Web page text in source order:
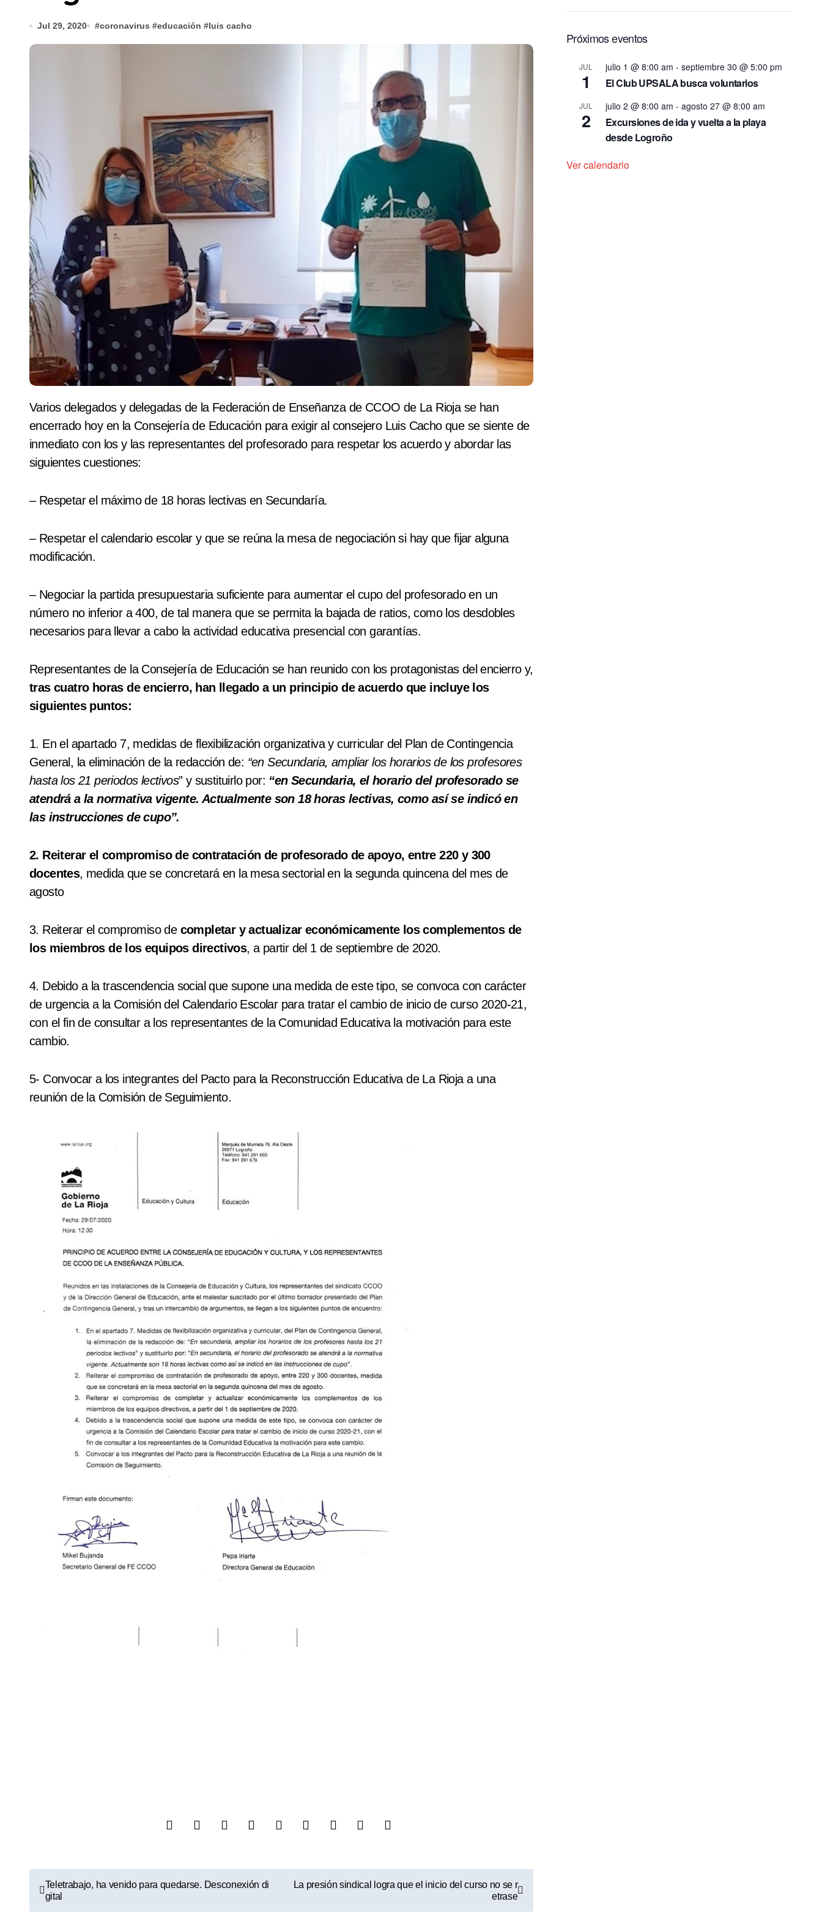
Jul 29, 2020 #coronavirus #educación #luis cacho
Varios delegados y delegadas de la Federación de Enseñanza de CCOO de La Rioja se han
encerrado hoy en la Consejería de Educación para exigir al consejero Luis Cacho que se siente de
inmediato con los y las representantes del profesorado para respetar los acuerdo y abordar las
siguientes cuestiones:
– Respetar el máximo de 18 horas lectivas en Secundaría.
– Respetar el calendario escolar y que se reúna la mesa de negociación si hay que fijar alguna
modificación.
– Negociar la partida presupuestaria suficiente para aumentar el cupo del profesorado en un
número no inferior a 400, de tal manera que se permita la bajada de ratios, como los desdobles
necesarios para llevar a cabo la actividad educativa presencial con garantías.
Representantes de la Consejería de Educación se han reunido con los protagonistas del encierro y,
tras cuatro horas de encierro, han llegado a un principio de acuerdo que incluye los
siguientes puntos:
1. En el apartado 7, medidas de flexibilización organizativa y curricular del Plan de Contingencia
General, la eliminación de la redacción de: “en Secundaria, ampliar los horarios de los profesores
hasta los 21 periodos lectivos” y sustituirlo por: “en Secundaria, el horario del profesorado se
atendrá a la normativa vigente. Actualmente son 18 horas lectivas, como así se indicó en
las instrucciones de cupo”.
2. Reiterar el compromiso de contratación de profesorado de apoyo, entre 220 y 300
docentes, medida que se concretará en la mesa sectorial en la segunda quincena del mes de
agosto
3. Reiterar el compromiso de completar y actualizar económicamente los complementos de
los miembros de los equipos directivos, a partir del 1 de septiembre de 2020.
4. Debido a la trascendencia social que supone una medida de este tipo, se convoca con carácter
de urgencia a la Comisión del Calendario Escolar para tratar el cambio de inicio de curso 2020-21,
con el fin de consultar a los representantes de la Comunidad Educativa la motivación para este
cambio.
5- Convocar a los integrantes del Pacto para la Reconstrucción Educativa de La Rioja a una
reunión de la Comisión de Seguimiento.
N
a
Teletrabajo, ha venido para quedarse. Desconexión di
gital
La presión sindical logra que el inicio del curso no se r
etrase
Próximos eventos
JUL
1
julio 1 @ 8:00 am - septiembre 30 @ 5:00 pm
El Club UPSALA busca voluntarios
JUL
2
julio 2 @ 8:00 am - agosto 27 @ 8:00 am
Excursiones de ida y vuelta a la playa
desde Logroño
Ver calendario